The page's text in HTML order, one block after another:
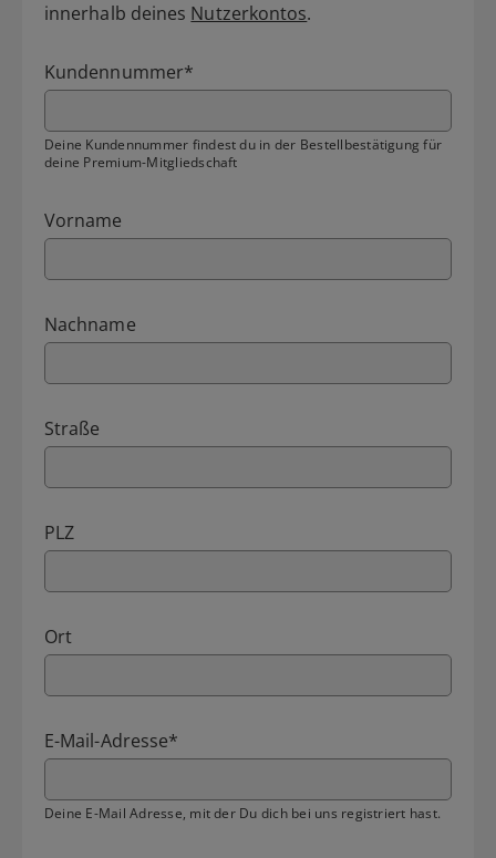
innerhalb deines Nutzerkontos.
Kundennummer*
Deine Kundennummer findest du in der Bestellbestätigung für
deine Premium-Mitgliedschaft
Vorname
Nachname
Straße
PLZ
Ort
E-Mail-Adresse*
Deine E-Mail Adresse, mit der Du dich bei uns registriert hast.